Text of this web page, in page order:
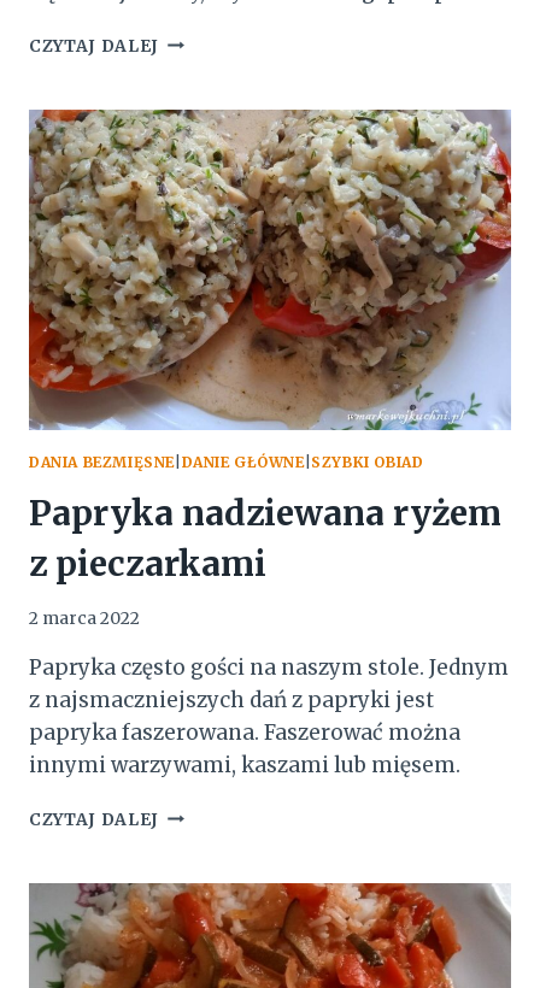
CZYTAJ DALEJ ZUPA
MŁODĄ
KAPUSTĄ
DANIA BEZMIĘSNE| DANIE GŁÓWNE| SZYBKI OBIAD
Papryka nadziewana ryżem
z pieczarkami
2 marca 2022
Papryka często gości na naszym stole. Jednym
z najsmaczniejszych dań z papryki jest
papryka faszerowana. Faszerować można
innymi warzywami, kaszami lub mięsem.
CZYTAJ DALEJ PAPRYKA
Z
PIECZARKAMI